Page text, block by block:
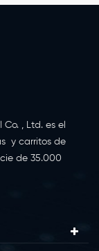
, Ltd. es el
y carritos de
de 35.000
y unos 150
giratorias
especializa en la